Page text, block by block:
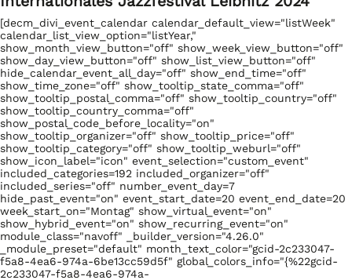
[decm_divi_event_calendar calendar_default_view="listWeek"
calendar_list_view_option="listYear,"
show_month_view_button="off" show_week_view_button="off"
show_day_view_button="off" show_list_view_button="off"
hide_calendar_event_all_day="off" show_end_time="off"
show_time_zone="off" show_tooltip_state_comma="off"
show_tooltip_postal_comma="off" show_tooltip_country="off"
show_tooltip_country_comma="off"
show_postal_code_before_locality="on"
show_tooltip_organizer="off" show_tooltip_price="off"
show_tooltip_category="off" show_tooltip_weburl="off"
show_icon_label="icon" event_selection="custom_event"
included_categories=192 included_organizer="off"
included_series="off" number_event_day=7
hide_past_event="on" event_start_date=20 event_end_date=20
week_start_on="Montag" show_virtual_event="on"
show_hybrid_event="on" show_recurring_event="on"
module_class="navoff" _builder_version="4.26.0"
_module_preset="default" month_text_color="gcid-2c233047-
f5a8-4ea6-974a-6be13cc59d5f" global_colors_info="{%22gcid-
2c233047-f5a8-4ea6-974a-